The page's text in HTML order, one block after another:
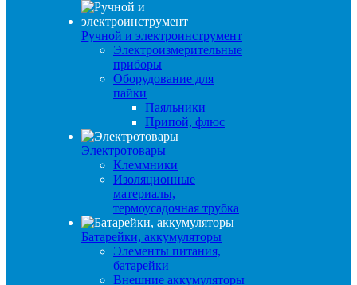
Ручной и электроинструмент
Электроизмерительные
приборы
Оборудование для
пайки
Паяльники
Припой, флюс
Электротовары
Клеммники
Изоляционные
материалы,
термоусадочная трубка
Батарейки, аккумуляторы
Элементы питания,
батарейки
Внешние аккумуляторы